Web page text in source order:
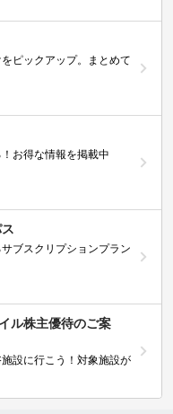
ピックアップ。まとめて
お得な情報を掲載中
ブスクリプションプラン
ル株主優待のご案
設に行こう！対象施設が